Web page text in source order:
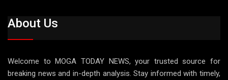
About Us
Welcome to MOGA TODAY NEWS, your trusted source for
breaking news and in-depth analysis. Stay informed with timely,